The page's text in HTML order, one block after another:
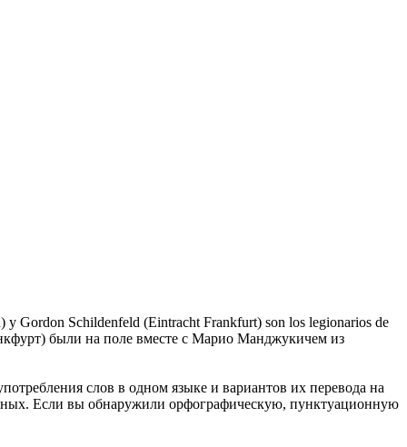
Gordon Schildenfeld (Eintracht Frankfurt) son los legionarios de
были на поле вместе с Марио Манджукичем из
слов в одном языке и вариантов их перевода на
Если вы обнаружили орфографическую, пунктуационную